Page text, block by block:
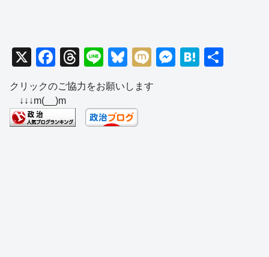
X
F
c
e
b
T
hr
e
a
d
Li
n
e
Bl
u
e
sk
y
M
M
H
クリックのご協力をお願いします
↓↓↓m(__)m